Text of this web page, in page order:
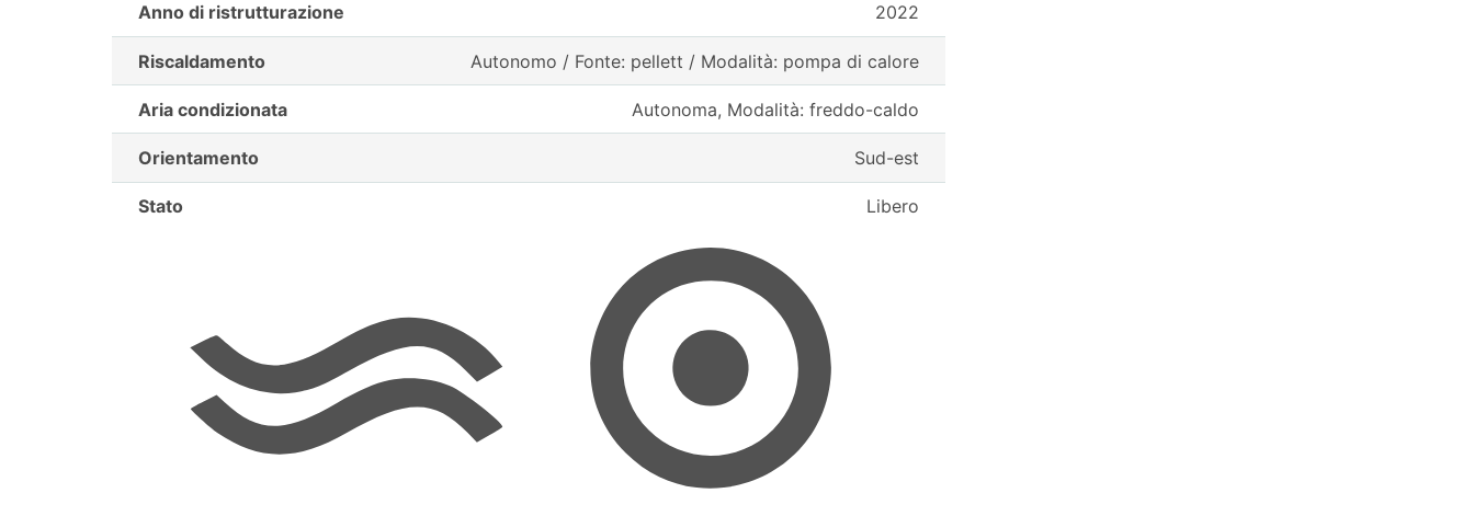
Anno di ristrutturazione 2022
Riscaldamento Autonomo / Fonte: pellett / Modalità: pompa di calore
Aria condizionata Autonoma, Modalità: freddo-caldo
Orientamento Sud-est
Stato Libero